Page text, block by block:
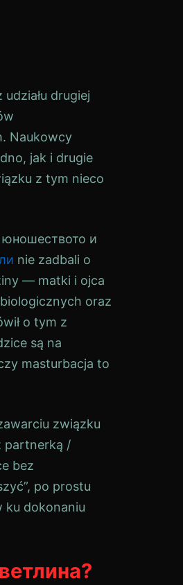
drugiej
Naukowcy
jak i drugie
z tym nieco
юношеството и
nie zadbali o
— matki i ojca
oraz
o tym z
są na
masturbacja to
związku
partnerką /
bez
po prostu
ku dokonaniu
?